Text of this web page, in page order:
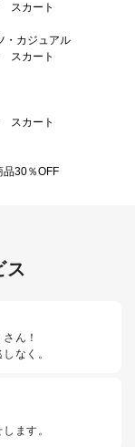
スカート
・カジュアル
スカート
スカート
品30％OFF
ス
ん！
なく。
ます。